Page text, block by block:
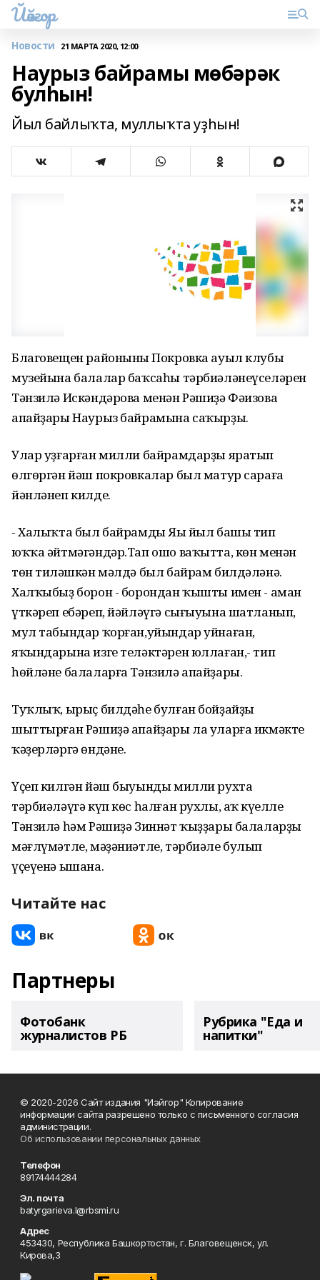
Йәйғор
Новости 21 МАРТА 2020, 12:00
Наурыз байрамы мөбәрәк
булһын!
Йыл байлыҡта, муллыҡта уҙһын!
Благовещен районының Покровка ауыл клубы
музейына балалар баҡсаһы тәрбиәләнеүселәрен
Тәнзилә Искәндәрова менән Рәшиҙә Фәизова
апайҙары Наурыз байрамына саҡырҙы.
Улар уҙғарған милли байрамдарҙы яратып
өлгөргән йәш покровкалар был матур сараға
йәнләнеп килде.
- Халыҡта был байрамды Яңы йыл башы тип
юҡҡа әйтмәгәндәр.Тап ошо ваҡытта, көн менән
төн тиңләшкән мәлдә был байрам билдәләнә.
Халҡыбыҙ борон - борондан ҡышты имен - аман
үткәреп ебәреп, йәйләүгә сығыуына шатланып,
мул табындар ҡорған,уйындар уйнаған,
яҡындарына изге теләктәрен юллаған,- тип
һөйләне балаларға Тәнзилә апайҙары.
Туҡлыҡ, ырыҫ билдәһе булған бойҙайҙы
шыттырған Рәшиҙә апайҙары ла уларға икмәкте
ҡәҙерләргә өндәне.
Үҫеп килгән йәш быуынды милли рухта
тәрбиәләүгә күп көс һалған рухлы, аҡ күңелле
Тәнзилә һәм Рәшиҙә Зиннәт ҡыҙҙары балаларҙың
мәғлүмәтле, мәҙәниәтле, тәрбиәле булып
үҫеүенә ышана.
Читайте нас
Партнеры
Фотобанк
журналистов РБ
Рубрика "Еда и
напитки"
© 2020-2026 Сайт издания "Иэйгор" Копирование
информации сайта разрешено только с письменного согласия
администрации.
Об использовании персональных данных
Телефон
89174444284
Эл. почта
batyrgarieva.l@rbsmi.ru
Адрес
453430, Республика Башкортостан, г. Благовещенск, ул.
Кирова,3